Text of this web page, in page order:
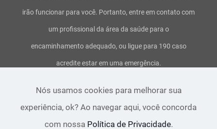
irão funcionar para você. Portanto, entre em contato com
um profissional da área da saúde para o
encaminhamento adequado, ou ligue para 190 caso
acredite estar em uma emergência.
Termos de uso e serviço-Política de privacidade-Aviso
legal- Direitos Autorais
Nós usamos cookies para melhorar sua
experiência, ok? Ao navegar aqui, você concorda
com nossa Política de Privacidade.